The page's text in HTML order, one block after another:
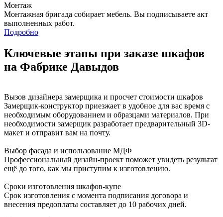
Монтаж
Монтажная бригада собирает мебель. Вы подписываете акт
выполненных работ.
Подробно
Ключевые этапы при заказе шкафов
на Фабрике Давыдов
Вызов дизайнера замерщика и просчет стоимости шкафов
Замерщик-конструктор приезжает в удобное для вас время с
необходимым оборудованием и образцами материалов. При
необходимости замерщик разработает предварительный 3D-
макет и отправит вам на почту.
Выбор фасада и использование МДФ
Профессиональный дизайн-проект поможет увидеть результат
ещё до того, как мы приступим к изготовлению.
Сроки изготовления шкафов-купе
Срок изготовления с момента подписания договора и
внесения предоплаты составляет до 10 рабочих дней.